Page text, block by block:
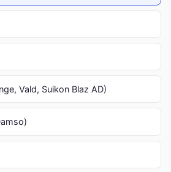
Vald, Suikon Blaz AD)